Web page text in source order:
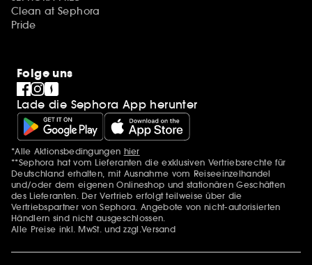
Clean at Sephora
Pride
Folge uns
Lade die Sephora App herunter
Zusätzlich Erwähnungen
*Alle Aktionsbedingungen hier
**Sephora hat vom Lieferanten die exklusiven Vertriebsrechte für
Deutschland erhalten, mit Ausnahme vom Reiseeinzelhandel
und/oder dem eigenen Onlineshop und stationären Geschäften
des Lieferanten. Der Vertrieb erfolgt teilweise über die
Vertriebspartner von Sephora. Angebote von nicht-autorisierten
Händlern sind nicht ausgeschlossen.
Alle Preise inkl. MwSt. und zzgl.Versand